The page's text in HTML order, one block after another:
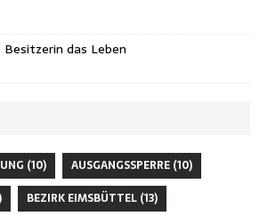
das Leben
(10) AUSGANGSSPERRE (10)
BEZIRK EIMSBÜTTEL (13)